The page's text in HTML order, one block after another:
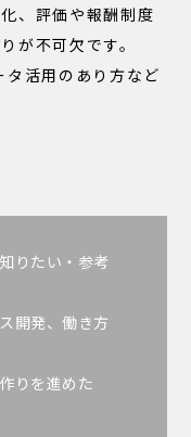
、評価や報酬制度
が不可欠です。
活用のあり方など
りたい・参考
開発、働き方
りを進めた